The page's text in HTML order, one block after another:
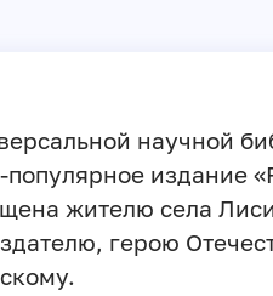
научной
издание
жителю села
герою